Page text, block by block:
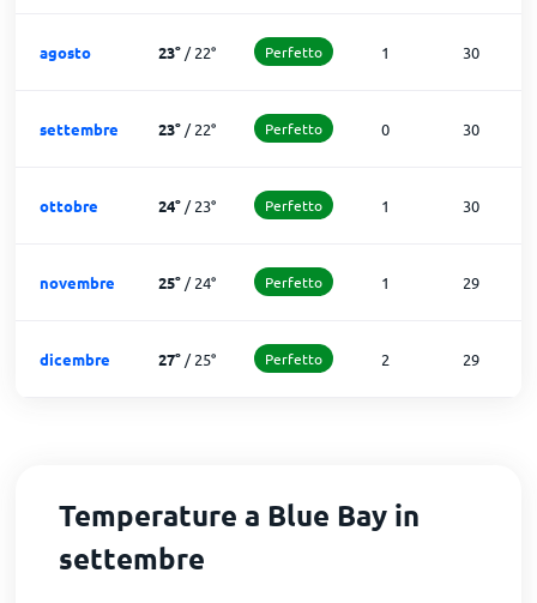
agosto 23°/22° Perfetto 1 30
settembre 23°/22° Perfetto 0 30
ottobre 24°/23° Perfetto 1 30
novembre 25°/24° Perfetto 1 29
dicembre 27°/25° Perfetto 2 29
Temperature a Blue Bay in
settembre